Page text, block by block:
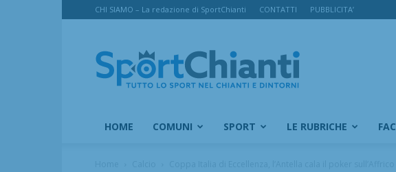
CHI SIAMO – La redazione di SportChianti CONTATTI PUBBLICITA’
SportChianti
HOME COMUNI SPORT LE RUBRICHE